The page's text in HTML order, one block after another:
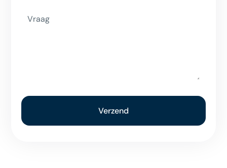
Vraag
Verzend